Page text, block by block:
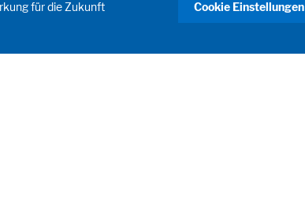
für die Zukunft
Cookie Einstellungen